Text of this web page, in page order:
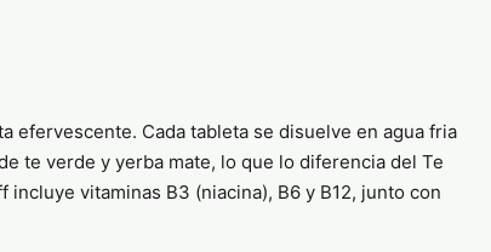
efervescente. Cada tableta se disuelve en agua fria
te verde y yerba mate, lo que lo diferencia del Te
vitaminas B3 (niacina), B6 y B12, junto con